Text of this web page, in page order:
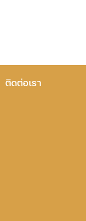
ติดต่อเรา